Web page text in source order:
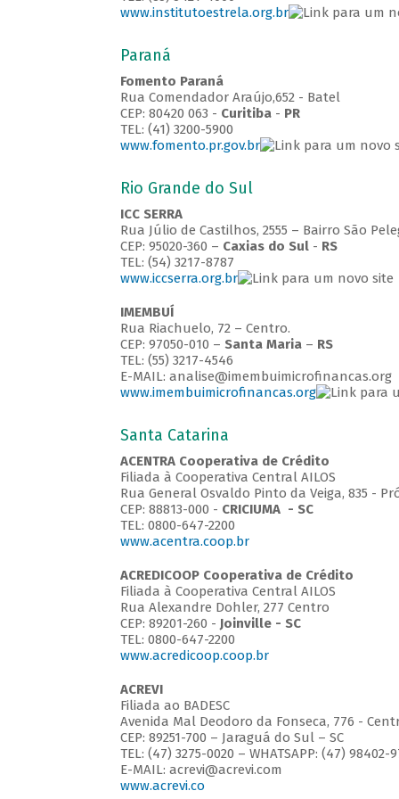
www.institutoestrela.org.br
Paraná
Fomento Paraná
Rua Comendador Araújo,652 - Batel
CEP: 80420 063 - Curitiba- PR
TEL: (41) 3200-5900
www.fomento.pr.gov.br
Rio Grande do Sul
ICC SERRA
Rua Júlio de Castilhos, 2555 – Bairro São
CEP: 95020-360 – Caxias do Sul- RS
TEL: (54) 3217-8787
www.iccserra.org.br
IMEMBUÍ
Rua Riachuelo, 72 – Centro.
CEP: 97050-010 – Santa Maria– RS
TEL: (55) 3217-4546
E-MAIL: analise@imembuimicrofinancas.org
www.imembuimicrofinancas.org
Santa Catarina
ACENTRA Cooperativa de Crédito
Filiada à Cooperativa Central AILOS
Rua General Osvaldo Pinto da Veiga, 835 -
CEP: 88813-000 - CRICIUMA - SC
TEL: 0800-647-2200
www.acentra.coop.br
ACREDICOOP Cooperativa de Crédito
Filiada à Cooperativa Central AILOS
Rua Alexandre Dohler, 277 Centro
CEP: 89201-260 - Joinville - SC
TEL: 0800-647-2200
www.acredicoop.coop.br
ACREVI
Filiada ao BADESC
Avenida Mal Deodoro da Fonseca, 776 -
CEP: 89251-700 – Jaraguá do Sul – SC
TEL: (47) 3275-0020 – WHATSAPP: (47) 98402-
E-MAIL: acrevi@acrevi.com
www.acrevi.co